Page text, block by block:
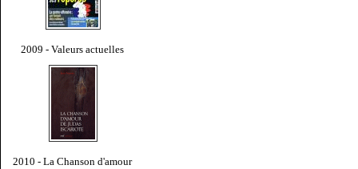
2009 - Valeurs actuelles
2010 - La Chanson d'amour